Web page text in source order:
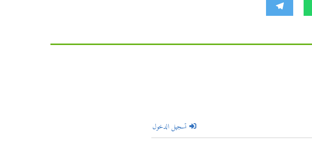
تسجيل الدخول